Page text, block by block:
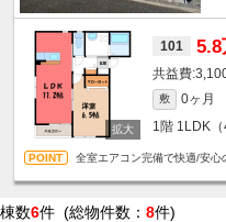
101 5.8
敷 0ヶ月
1階 1LDK
全室エアコン完備で快適/安
棟数6件 (総物件数： 8件)